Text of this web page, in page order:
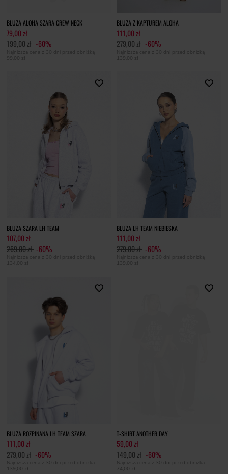
BLUZA ALOHA SZARA CREW NECK
79,00 zł
199,00 zł -60%
Najniższa cena z 30 dni przed obniżką
99,00 zł
BLUZA Z KAPTUREM ALOHA
111,00 zł
279,00 zł -60%
Najniższa cena z 30 dni przed obniżką
139,00 zł
BLUZA SZARA LH TEAM
107,00 zł
269,00 zł -60%
Najniższa cena z 30 dni przed obniżką
134,00 zł
BLUZA LH TEAM NIEBIESKA
111,00 zł
279,00 zł -60%
Najniższa cena z 30 dni przed obniżką
139,00 zł
BLUZA ROZPINANA LH TEAM SZARA
111,00 zł
279,00 zł -60%
Najniższa cena z 30 dni przed obniżką
139,00 zł
T-SHIRT ANOTHER DAY
59,00 zł
149,00 zł -60%
Najniższa cena z 30 dni przed obniżką
74,00 zł